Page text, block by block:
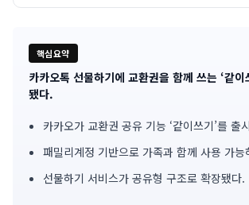
핵심요약
기
심
카카오톡 선물하기에 교환권을 함께 쓰는 ‘같이
됐다.
카카오가 교환권 공유 기능 ‘같이쓰기’를 출
패밀리계정 기반으로 가족과 함께 사용 가능
선물하기 서비스가 공유형 구조로 확장됐다.